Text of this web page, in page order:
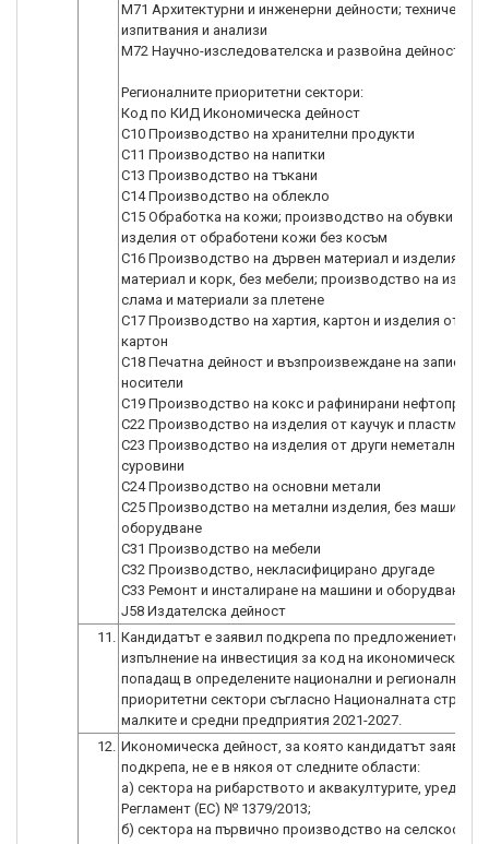
M71 Архитектурни и инженерни дейности; технически
изпитвания и анализи
M72 Научно-изследователска и развойна дейност
Регионалните приоритетни сектори:
Код по КИД Икономическа дейност
C10 Производство на хранителни продукти
C11 Производство на напитки
C13 Производство на тъкани
C14 Производство на облекло
C15 Обработка на кожи; производство на обувки и
изделия от обработени кожи без косъм
C16 Производство на дървен материал и изделия от
материал и корк, без мебели; производство на
слама и материали за плетене
C17 Производство на хартия, картон и изделия от
картон
C18 Печатна дейност и възпроизвеждане на записани
носители
C19 Производство на кокс и рафинирани
C22 Производство на изделия от каучук и пластмаси
C23 Производство на изделия от други неметални
суровини
C24 Производство на основни метали
C25 Производство на метални изделия, без машини и
оборудване
C31 Производство на мебели
C32 Производство, некласифицирано другаде
C33 Ремонт и инсталиране на машини и оборудване
J58 Издателска дейност
11. Кандидатът е заявил подкрепа по предложението за
изпълнение на инвестиция за код на икономическа
попадащ в определените национални и регионални
приоритетни сектори съгласно Националната
малките и средни предприятия 2021-2027.
12. Икономическа дейност, за която кандидатът заявява
подкрепа, не е в някоя от следните области:
а) сектора на рибарството и аквакултурите, уредени с
Регламент (ЕС) № 1379/2013;
б) сектора на първично производство на